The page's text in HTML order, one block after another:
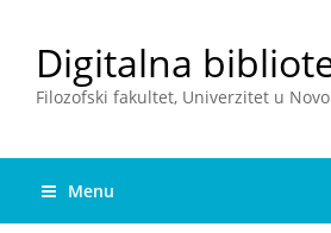
Digitalna
Filozofski fakultet, Univerzitet u
Menu